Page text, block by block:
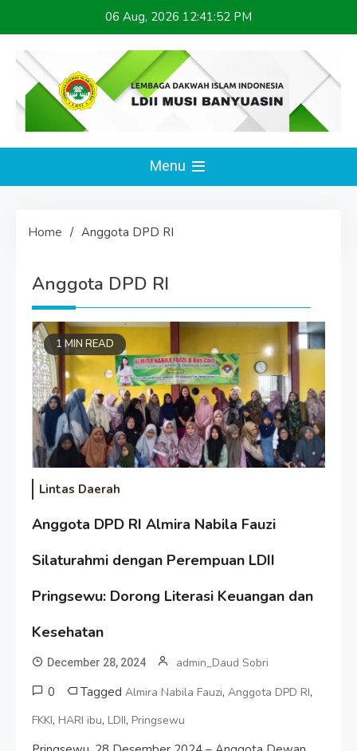
to
content
06 Aug, 2026 12:41:52 PM
LDII MUSI BANYUASIN
Menu
Home Anggota DPD RI
Anggota DPD RI
1 MIN READ
Lintas Daerah
Anggota DPD RI Almira Nabila Fauzi
Silaturahmi dengan Perempuan LDII
Pringsewu: Dorong Literasi Keuangan dan
Kesehatan
December 28, 2024 admin_Daud Sobri
0 Tagged Almira Nabila Fauzi, Anggota DPD RI,
FKKI, HARI ibu, LDII, Pringsewu